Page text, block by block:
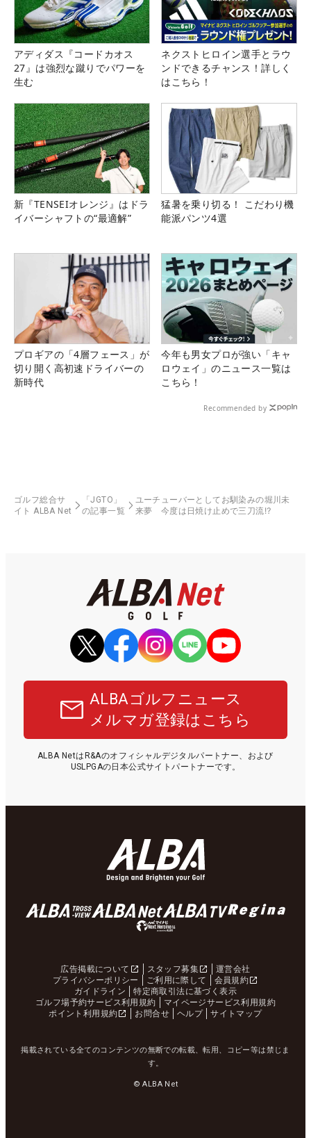
アディダス『コードカオス
27』は強烈な蹴りでパワーを
生む
ネクストヒロイン選手とラウ
ンドできるチャンス！詳しく
はこちら！
新『TENSEIオレンジ』はドラ
イバーシャフトの“最適解”
猛暑を乗り切る！ こだわり機
能派パンツ4選
プロギアの「4層フェース」が
切り開く高初速ドライバーの
新時代
今年も男女プロが強い「キャ
ロウェイ」のニュース一覧は
こちら！
Recommended by
ゴルフ総合サ
イト ALBA Net
「JGTO」
の記事一覧
ユーチューバーとしてお馴染みの堀川未
来夢 今度は日焼け止めで三刀流⁉
ALBAゴルフニュース
メルマガ登録はこちら
ALBA NetはR&Aのオフィシャルデジタルパートナー、および
USLPGAの日本公式サイトパートナーです。
広告掲載について スタッフ募集
運営会社
プライバシーポリシー
ご利用に際して
会員規約
ガイドライン
特定商取引法に基づく表示
ゴルフ場予約サービス利用規約
マイページサービス利用規約
ポイント利用規約
お問合せ ヘルプ サイトマップ
掲載されている全てのコンテンツの無断での転載、転用、コピー等は禁じま
す。
© ALBA Net